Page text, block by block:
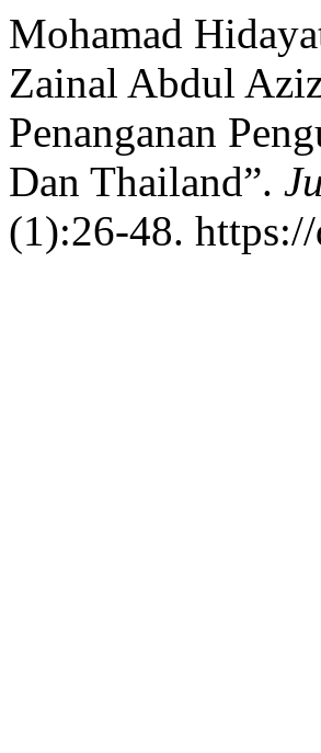
Mohamad
Zainal Abdul
Penanganan
Dan Thailand”.
(1):26-48.